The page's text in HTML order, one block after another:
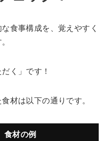
食事構成を、覚えやすく
く」です！
材は以下の通りです。
食材の例